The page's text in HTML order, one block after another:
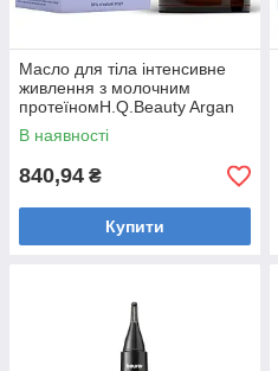
Масло для тіла інтенсивне
живлення з молочним
протеїномH.Q.Beauty Argan
Edition 200мл
В наявності
840,94 ₴
Купити